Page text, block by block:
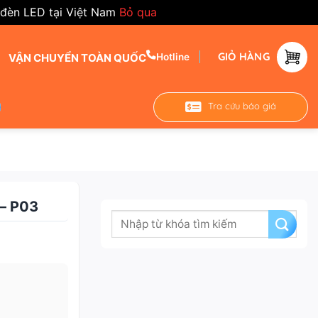
LED tại Việt Nam Bỏ qua
VẬN CHUYỂN TOÀN QUỐC Hotline GIỎ HÀNG
Tra cứu báo giá
P03